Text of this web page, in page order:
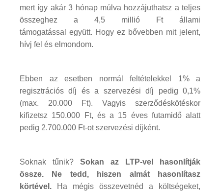
mert így akár 3 hónap múlva hozzájuthatsz a teljes
összeghez a 4,5 millió Ft állami
támogatással együtt. Hogy ez bővebben mit jelent,
hívj fel és elmondom.
Ebben az esetben normál feltételekkel 1% a
regisztrációs díj és a szervezési díj pedig 0,1%
(max. 20.000 Ft). Vagyis szerződéskötéskor
kifizetsz 150.000 Ft, és a 15 éves futamidő alatt
pedig 2.700.000 Ft-ot szervezési díjként.
Soknak tűnik? Sokan az LTP-vel hasonlítják
össze. Ne tedd, hiszen almát hasonlítasz
körtével.
Ha mégis összevetnéd a költségeket,